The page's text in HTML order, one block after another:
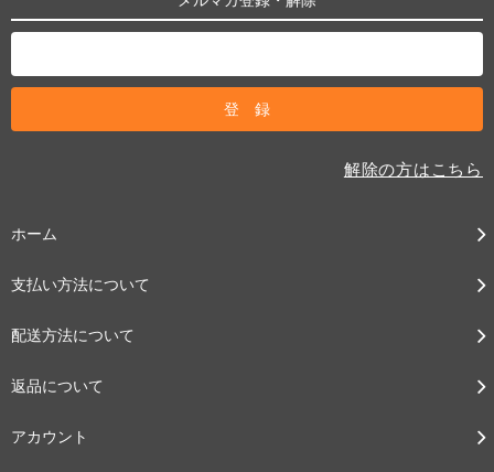
解除の方はこちら
ホーム
支払い方法について
配送方法について
返品について
アカウント